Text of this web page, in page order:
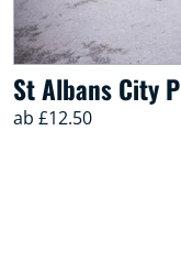
St Albans City
ab £12.50